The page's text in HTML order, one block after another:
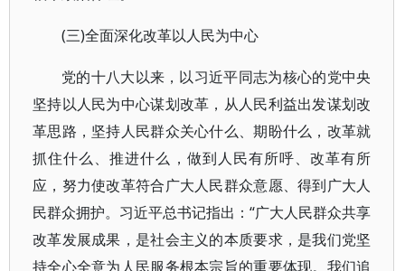
(三)全面深化改革以人民为中心
党的十八大以来，以习近平同志为核心的党中央
坚持以人民为中心谋划改革，从人民利益出发谋划改
革思路，坚持人民群众关心什么、期盼什么，改革就
抓住什么、推进什么，做到人民有所呼、改革有所
应，努力使改革符合广大人民群众意愿、得到广大人
民群众拥护。习近平总书记指出：“广大人民群众共享
改革发展成果，是社会主义的本质要求，是我们党坚
持全心全意为人民服务根本宗旨的重要体现。我们追